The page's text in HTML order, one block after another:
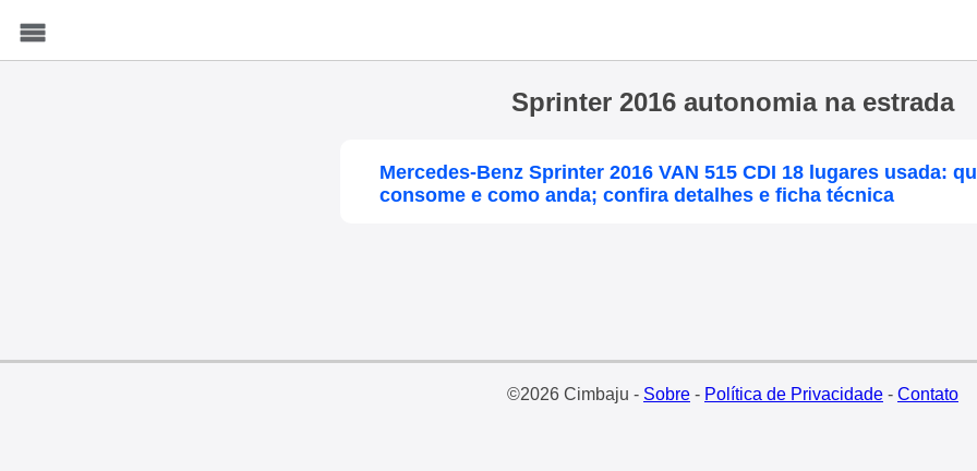
Sprinter 2016 autonomia na estrada
Mercedes-Benz Sprinter 2016 VAN 515 CDI 18 lugares usada:
consome e como anda; confira detalhes e ficha técnica
©2026 Cimbaju - Sobre- Política de Privacidade- Contato